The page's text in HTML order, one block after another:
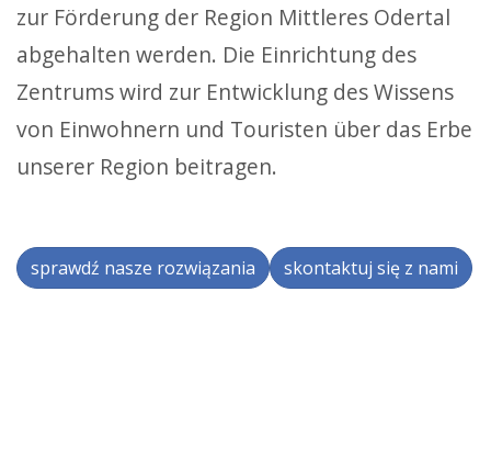
zur Förderung der Region Mittleres Odertal
abgehalten werden. Die Einrichtung des
Zentrums wird zur Entwicklung des Wissens
von Einwohnern und Touristen über das Erbe
unserer Region beitragen.
sprawdź nasze rozwiązania skontaktuj się z nami